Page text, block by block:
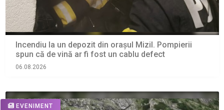
Incendiu la un depozit din orașul Mizil. Pompierii
spun că de vină ar fi fost un cablu defect
06.08.2026
EVENIMENT